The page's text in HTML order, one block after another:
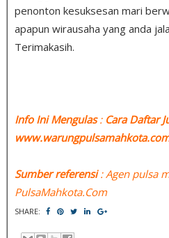
penonton kesuksesan mari
apapun wirausaha yang anda
Terimakasih.
Info Ini Mengulas: Cara Daftar
Sumber referensi: Agen pulsa
PulsaMahkota.Com
SHARE: